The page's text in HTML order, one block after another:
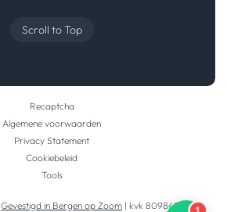
Scroll to Top
Gevestigd in Bergen op Zoom | kvk 80984290
Recaptcha
Algemene voorwaarden
Privacy Statement
Cookiebeleid
Tools